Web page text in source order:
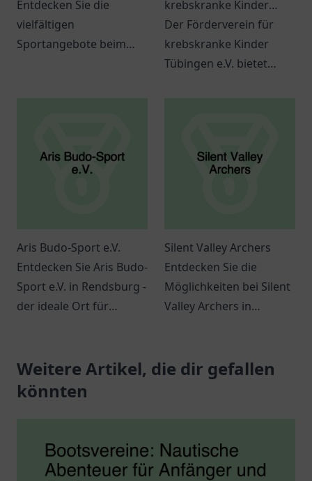
Entdecken Sie die
vielfältigen
Sportangebote beim
schließen.
krebskranke Kinder
Tübingen e.V.
Der Förderverein für
krebskranke Kinder
Tübingen e.V. bietet
Aris Budo-Sport e.V.
Entdecken Sie Aris Budo-
Sport e.V. in Rendsburg -
der ideale Ort für
Silent Valley Archers
Entdecken Sie die
Möglichkeiten bei Silent
Valley Archers in
Bogenschießen
begeistern.
Weitere Artikel, die dir gefallen
könnten